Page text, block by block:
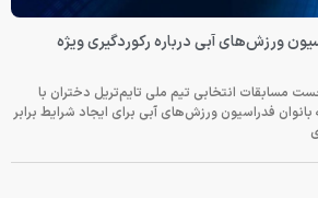
ورزش‌های آبی درباره رکوردگیری ویژه
مسابقات انتخابی تیم ملی تایم‌تریل دختران با
فدراسیون ورزش‌های آبی برای ایجاد شرایط برابر